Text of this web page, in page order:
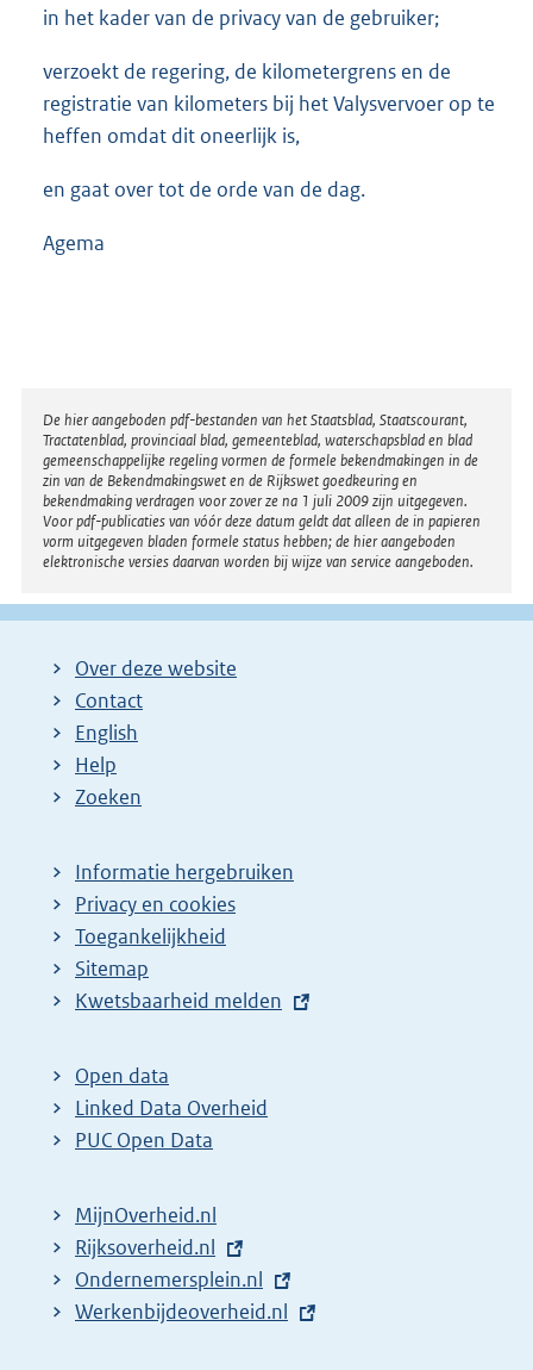
in het kader van de privacy van de gebruiker;
verzoekt de regering, de kilometergrens en de
registratie van kilometers bij het Valysvervoer op te
heffen omdat dit oneerlijk is,
en gaat over tot de orde van de dag.
Agema
Disclaimer
De hier aangeboden pdf-bestanden van het Staatsblad, Staatscourant,
Tractatenblad, provinciaal blad, gemeenteblad, waterschapsblad en blad
gemeenschappelijke regeling vormen de formele bekendmakingen in de
zin van de Bekendmakingswet en de Rijkswet goedkeuring en
bekendmaking verdragen voor zover ze na 1 juli 2009 zijn uitgegeven.
Voor pdf-publicaties van vóór deze datum geldt dat alleen de in papieren
vorm uitgegeven bladen formele status hebben; de hier aangeboden
elektronische versies daarvan worden bij wijze van service aangeboden.
Over deze website
Contact
English
Help
Zoeken
Informatie hergebruiken
Privacy en cookies
Toegankelijkheid
Sitemap
E
t
e
r
l
i
n
k
Kwetsbaarheid melden
Open data
Linked Data Overheid
PUC Open Data
MijnOverheid.nl
E
x
t
Rijksoverheid.nl
E
x
Ondernemersplein.nl
E
Werkenbijdeoverheid.nl